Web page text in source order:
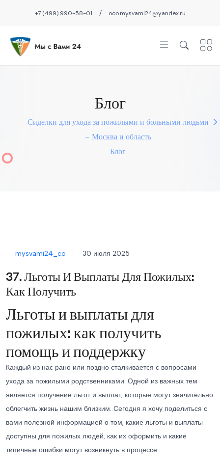
+7 (499) 990-58-01 / ooo.mysvami24@yandex.ru
Блог
Сиделки для ухода за пожилыми и больными людьми
– Москва и область
Блог
mysvami24_co 30 июля 2025
37. Льготы И Выплаты Для Пожилых:
Как Получить
Льготы и выплаты для
пожилых: как получить
помощь и поддержку
Каждый из нас рано или поздно сталкивается с вопросами
ухода за пожилыми родственниками. Одной из важных тем
является получение льгот и выплат, которые могут значительно
облегчить жизнь нашим близким. Сегодня я хочу поделиться с
вами полезной информацией о том, какие льготы и выплаты
доступны для пожилых людей, как их оформить и какие
типичные ошибки могут возникнуть в процессе.